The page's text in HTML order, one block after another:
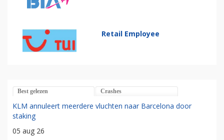
Retail Employee
Best gelezen Crashes
KLM annuleert meerdere vluchten naar Barcelona door
staking
05 aug 26